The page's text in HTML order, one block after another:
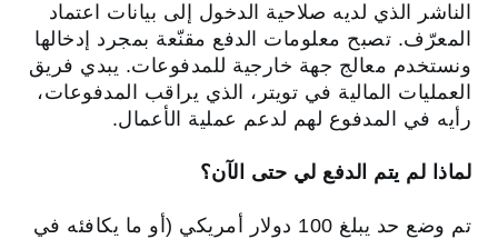
الناشر الذي لديه صلاحية الدخول إلى بيانات اعتماد
المعرّف. تصبح معلومات الدفع مقنّعة بمجرد إدخالها
ونستخدم معالج جهة خارجية للمدفوعات. يبدي فريق
العمليات المالية في تويتر، الذي يراقب المدفوعات،
رأيه في المدفوع لهم لدعم عملية الأعمال.
لماذا لم يتم الدفع لي حتى الآن؟
تم وضع حد يبلغ 100 دولار أمريكي (أو ما يكافئه في